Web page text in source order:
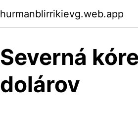
hurmanblirrikievg.web.app
Severná
dolárov